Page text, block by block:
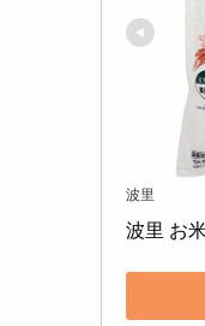
波里
波里 お